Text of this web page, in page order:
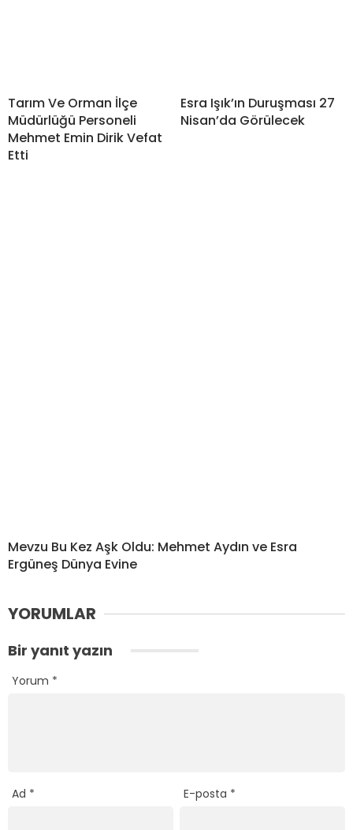
Tarım Ve Orman İlçe
Müdürlüğü Personeli
Mehmet Emin Dirik Vefat
Etti
Esra Işık’ın Duruşması 27
Nisan’da Görülecek
Mevzu Bu Kez Aşk Oldu: Mehmet Aydın ve Esra
Ergüneş Dünya Evine
YORUMLAR
Bir yanıt yazın
Yorum *
Ad * E-posta *